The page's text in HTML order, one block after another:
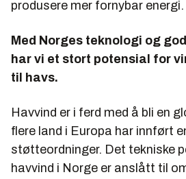
produsere mer fornybar energi.
Med Norges teknologi og
har vi et stort potensial for
til havs.
Havvind er i ferd med å bli en
flere land i Europa har innført
støtteordninger. Det tekniske
havvind i Norge er anslått til